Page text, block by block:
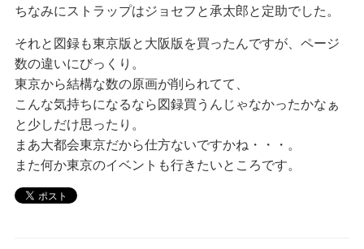
ちなみにストラップはジョセフと承太郎と定助でした。
それと図録も東京版と大阪版を買ったんですが、ページ
数の違いにびっくり。
東京から結構な数の原画が削られてて、
こんな気持ちになるなら図録買うんじゃなかったかなぁ
と少しだけ思ったり。
まあ大都会東京だから仕方ないですかね・・・。
また何か東京のイベントも行きたいところです。